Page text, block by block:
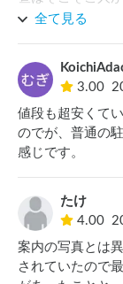
ちらほら程度。
また、建物の裏
で、外周道路を
でした。
ゆったりと車中
す。
全て見る
3.00
値段も超安くて
のでが、普通の
たけ
4.00
案内の写真とは
されていたので